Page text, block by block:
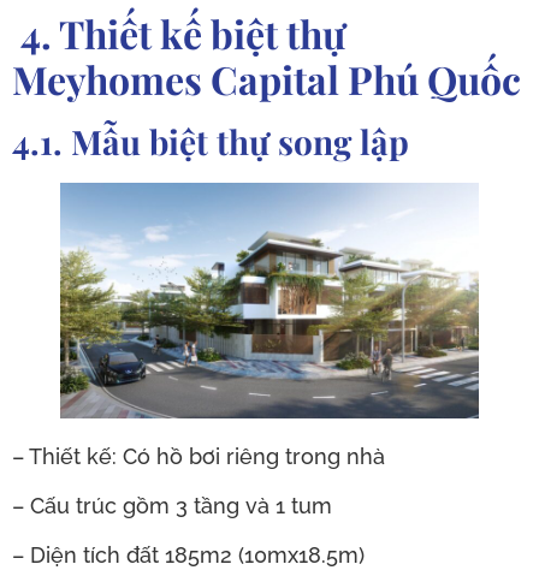
4. Thiết kế biệt thự
Meyhomes Capital Phú Quốc
4.1. Mẫu biệt thự song lập
– Thiết kế: Có hồ bơi riêng trong nhà
– Cấu trúc gồm 3 tầng và 1 tum
– Diện tích đất 185m2 (10mx18.5m)